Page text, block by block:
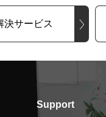
決サービス
Support